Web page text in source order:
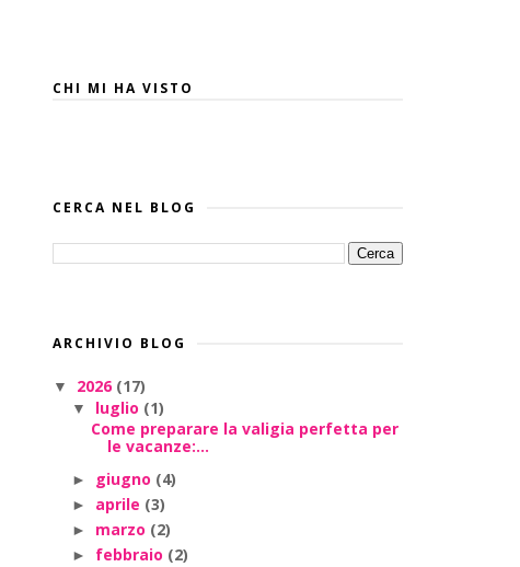
CHI MI HA VISTO
CERCA NEL BLOG
ARCHIVIO BLOG
▼ 2026 (17)
▼ luglio (1)
Come preparare la valigia perfetta per
le vacanze:...
► giugno (4)
► aprile (3)
► marzo (2)
► febbraio (2)